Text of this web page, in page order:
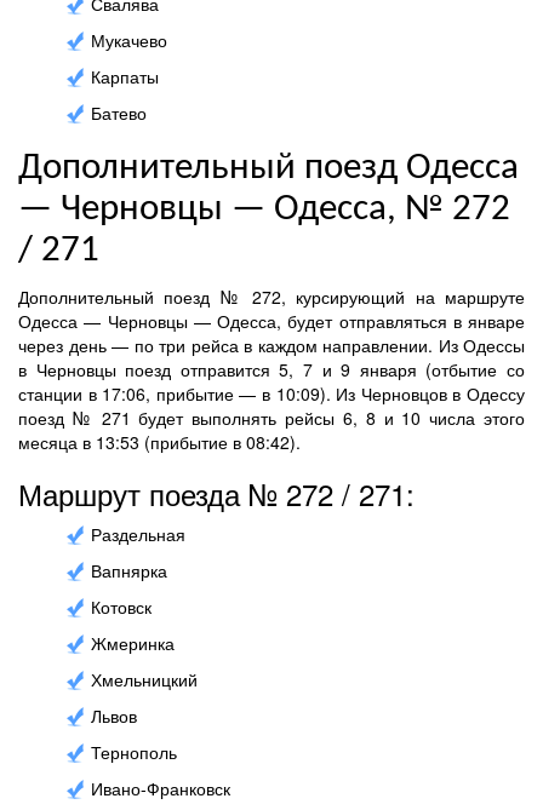
Мукачево
Карпаты
Батево
Дополнительный поезд Одесса
— Черновцы — Одесса, № 272
/ 271
Дополнительный поезд № 272, курсирующий на маршруте
Одесса — Черновцы — Одесса, будет отправляться в январе
через день — по три рейса в каждом направлении. Из Одессы
в Черновцы поезд отправится 5, 7 и 9 января (отбытие со
станции в 17:06, прибытие — в 10:09). Из Черновцов в Одессу
поезд № 271 будет выполнять рейсы 6, 8 и 10 числа этого
месяца в 13:53 (прибытие в 08:42).
Маршрут поезда № 272 / 271:
Раздельная
Вапнярка
Котовск
Жмеринка
Хмельницкий
Львов
Тернополь
Ивано-Франковск